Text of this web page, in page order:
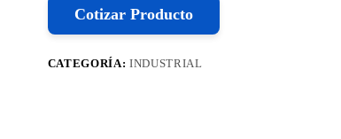
Cotizar Producto
CATEGORÍA: INDUSTRIAL